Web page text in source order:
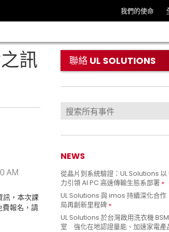
我們的使命
訊
AM
訊，本次課
費報名，請
聯絡 UL SOLUTIONS
NEWS
從晶片到系統驗證：UL Solutions 以
力引領 AI PC 高速傳輸生態系部署
UL Solutions 與 imos 持續深化合
局再創新里程碑
UL Solutions 於台灣啟用洗衣機
室 強化在地認證量能、加速家電產